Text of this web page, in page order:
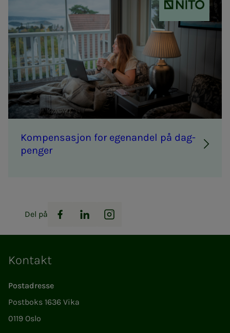
NITO
Kom­­­pen­sa­­­sjon for egen­an­­­del på dag­­­
pen­­­ger
Del på
Facebook
LinkedInInstagram
Kontakt
Postadresse
Postboks 1636 Vika
0119 Oslo